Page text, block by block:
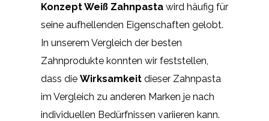
Konzept Weiß Zahnpasta wird häufig für
seine aufhellenden Eigenschaften gelobt.
In unserem Vergleich der besten
Zahnprodukte konnten wir feststellen,
dass die Wirksamkeit dieser Zahnpasta
im Vergleich zu anderen Marken je nach
individuellen Bedürfnissen variieren kann.